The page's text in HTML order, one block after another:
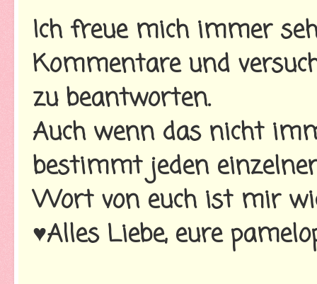
Ich freue mich immer
Kommentare und
zu beantworten.
Auch wenn das nicht
bestimmt jeden
Wort von euch ist mir
♥Alles Liebe, eure